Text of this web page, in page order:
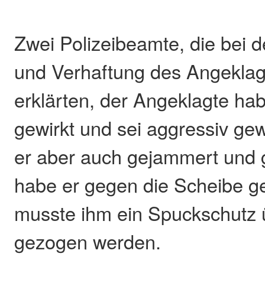
Zwei Polizeibeamte, die bei
und Verhaftung des
erklärten, der Angeklagte
gewirkt und sei aggressiv
er aber auch gejammert und
habe er gegen die Scheibe
musste ihm ein Spuckschutz
gezogen werden.